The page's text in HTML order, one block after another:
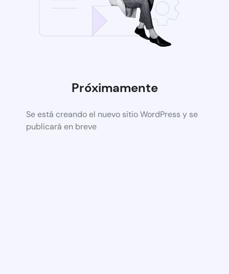
Próximamente
Se está creando el nuevo sitio WordPress y se
publicará en breve